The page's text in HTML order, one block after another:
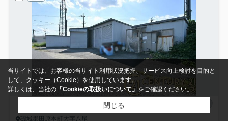
磯城郡田原本町大字八尾
当サイトでは、お客様の当サイト利用状況把握、サービス向上検討を目的と
して、クッキー（Cookie）を使用しています。
詳しくは、当社の 「Cookieの取扱いについて」 をご確認ください。
閉じる